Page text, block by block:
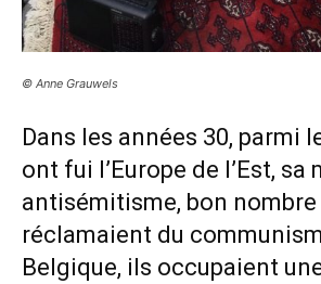
© Anne Grauwels
Dans les années 30, parmi
ont fui l’Europe de l’Est, sa
antisémitisme, bon nombre
réclamaient du
Belgique, ils occupaient